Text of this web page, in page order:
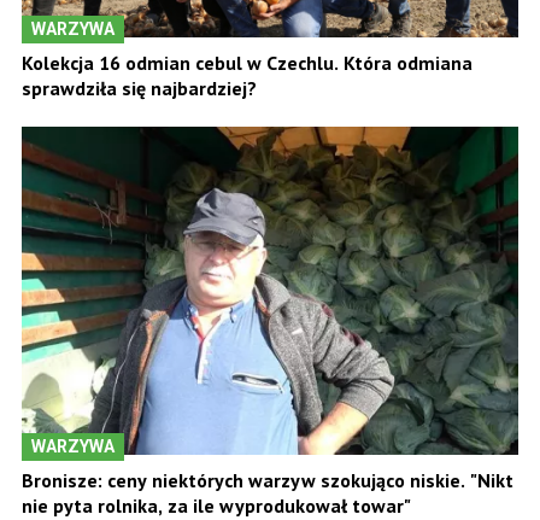
WARZYWA
Kolekcja 16 odmian cebul w Czechlu. Która odmiana
sprawdziła się najbardziej?
WARZYWA
Bronisze: ceny niektórych warzyw szokująco niskie. "Nikt
nie pyta rolnika, za ile wyprodukował towar"